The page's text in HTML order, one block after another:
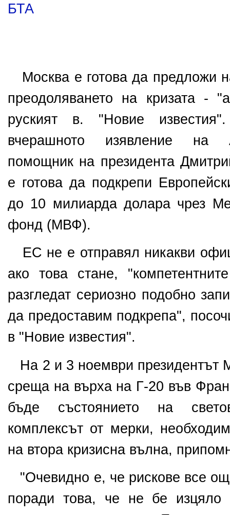
БТА
Москва е готова да предложи
преодоляването на кризата -
руският в. "Новие
вчерашното изявление на
помощник на президента
е готова да подкрепи
до 10 милиарда долара чрез
фонд (МВФ).
ЕС не е отправял никакви
ако това стане,
разгледат сериозно подобно
да предоставим подкрепа",
в "Новие известия".
На 2 и 3 ноември президентът
среща навърха на Г-20 във
бъде състоянието на
комплексът от мерки,
на втора кризисна вълна,
"Очевидно е, че рискове все
поради това, че не бе изцяло